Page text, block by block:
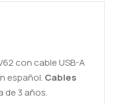
con cable USB-A
español. Cables
de 3 años.